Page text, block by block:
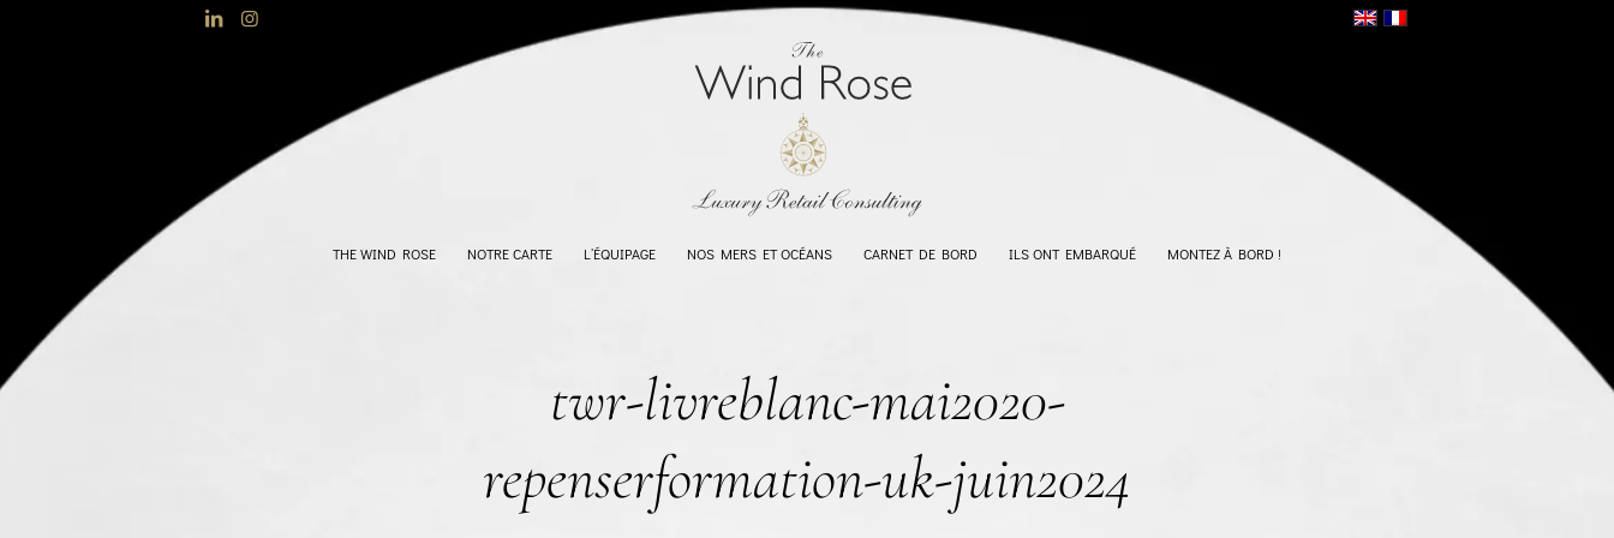
THE WIND ROSE NOTRE CARTE L’ÉQUIPAGE NOS MERS ET OCÉANS CARNET DE BORD ILS ONT EMBARQUÉ MONTEZ À BORD !
twr-livreblanc-mai2020-
repenserformation-uk-juin2024